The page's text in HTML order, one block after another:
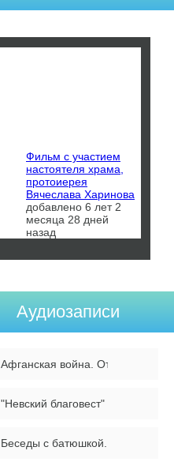
Фильм с участием
настоятеля храма,
протоиерея
Вячеслава Харинова
добавлено 6 лет 2
месяца 28 дней
назад
Аудиозаписи
Афганская война. От 14
"Невский благовест" 3
Беседы с батюшкой. 1 сентября